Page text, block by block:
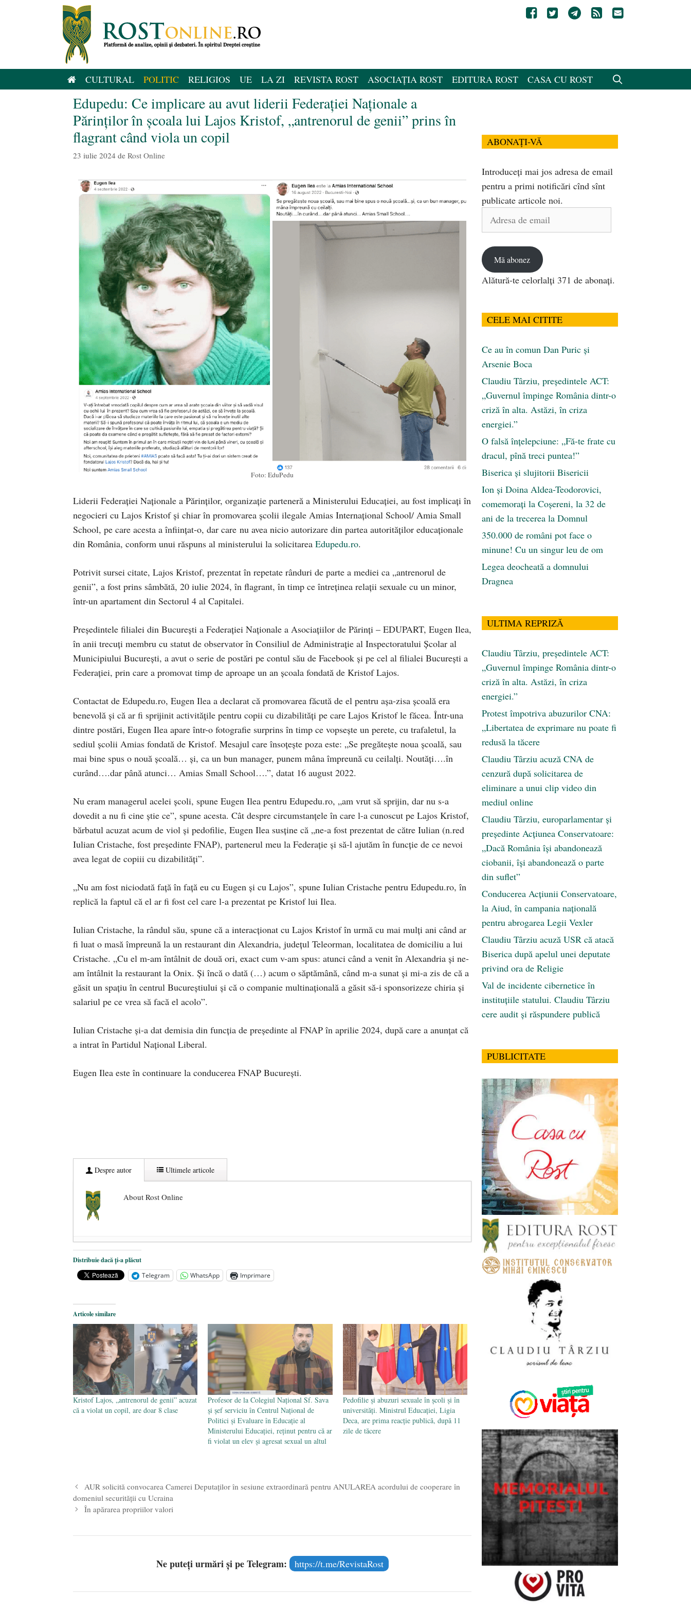
CULTURAL POLITIC RELIGIOS UE LA ZI REVISTA ROST ASOCIAȚIA ROST EDITURA ROST CASA CU ROST
Edupedu: Ce implicare au avut liderii Federației Naționale a
Părinților în școala lui Lajos Kristof, „antrenorul de genii” prins în
flagrant când viola un copil
23 iulie 2024 de Rost Online
Foto: EduPedu
Liderii Federației Naționale a Părinților, organizație parteneră a Ministerului Educației, au fost implicați în
negocieri cu Lajos Kristof și chiar în promovarea școlii ilegale Amias Internațional School/ Amia Small
School, pe care acesta a înființat-o, dar care nu avea nicio autorizare din partea autorităților educaționale
din România, conform unui răspuns al ministerului la solicitarea Edupedu.ro.
Potrivit sursei citate, Lajos Kristof, prezentat în repetate rânduri de parte a mediei ca „antrenorul de
genii”, a fost prins sâmbătă, 20 iulie 2024, în flagrant, în timp ce întreţinea relaţii sexuale cu un minor,
într-un apartament din Sectorul 4 al Capitalei.
Președintele filialei din București a Federației Naționale a Asociațiilor de Părinți – EDUPART, Eugen Ilea,
în anii trecuți membru cu statut de observator în Consiliul de Administrație al Inspectoratului Școlar al
Municipiului București, a avut o serie de postări pe contul său de Facebook și pe cel al filialei București a
Federației, prin care a promovat timp de aproape un an școala fondată de Kristof Lajos.
Contactat de Edupedu.ro, Eugen Ilea a declarat că promovarea făcută de el pentru așa-zisa școală era
benevolă și că ar fi sprijinit activitățile pentru copii cu dizabilități pe care Lajos Kristof le făcea. Într-una
dintre postări, Eugen Ilea apare într-o fotografie surprins în timp ce vopsește un perete, cu trafaletul, la
sediul școlii Amias fondată de Kristof. Mesajul care însoțește poza este: „Se pregătește noua școală, sau
mai bine spus o nouă școală… și, ca un bun manager, punem mâna împreună cu ceilalți. Noutăți….în
curând….dar până atunci… Amias Small School….”, datat 16 august 2022.
Nu eram managerul acelei școli, spune Eugen Ilea pentru Edupedu.ro, „am vrut să sprijin, dar nu s-a
dovedit a nu fi cine știe ce”, spune acesta. Cât despre circumstanțele în care l-a cunoscut pe Lajos Kristof,
bărbatul acuzat acum de viol și pedofilie, Eugen Ilea susține că „ne-a fost prezentat de către Iulian (n.red
Iulian Cristache, fost președinte FNAP), partenerul meu la Federație și să-l ajutăm în funcție de ce nevoi
avea legat de copiii cu dizabilități”.
„Nu am fost niciodată față în față eu cu Eugen și cu Lajos”, spune Iulian Cristache pentru Edupedu.ro, în
replică la faptul că el ar fi fost cel care l-a prezentat pe Kristof lui Ilea.
Iulian Cristache, la rândul său, spune că a interacționat cu Lajos Kristof în urmă cu mai mulți ani când ar
fi luat o masă împreună la un restaurant din Alexandria, județul Teleorman, localitatea de domiciliu a lui
Cristache. „Cu el m-am întâlnit de două ori, exact cum v-am spus: atunci când a venit în Alexandria și ne-
am întâlnit la restaurant la Onix. Și încă o dată (…) acum o săptămână, când m-a sunat și mi-a zis de că a
găsit un spațiu în centrul Bucureștiului și că o companie multinațională a găsit să-i sponsorizeze chiria și
salariul pe ce vrea să facă el acolo”.
Iulian Cristache și-a dat demisia din funcția de președinte al FNAP în aprilie 2024, după care a anunțat că
a intrat în Partidul Național Liberal.
Eugen Ilea este în continuare la conducerea FNAP București.
Despre autor Ultimele articole
About Rost Online
Dezvăluiri cutremurătoare despre președintele Ucrainei, Volodymyr Zelensky
Statul care servește Națiunea - 21 aprilie 2026
Legea Vexler produce efecte. Bustul poetului Octavian Goga, înlăturat din Iași
Distribuie dacă ți-a plăcut
Telegram
WhatsApp Imprimare
Articole similare
Kristof Lajos, „antrenorul de genii” acuzat
că a violat un copil, are doar 8 clase
Profesor de la Colegiul Național Sf. Sava
și șef serviciu în Centrul Național de
Politici și Evaluare în Educație al
Ministerului Educației, reținut pentru că ar
fi violat un elev și agresat sexual un altul
Pedofilie și abuzuri sexuale în școli și în
universități. Ministrul Educației, Ligia
Deca, are prima reacție publică, după 11
zile de tăcere
AUR solicită convocarea Camerei Deputaților în sesiune extraordinară pentru ANULAREA acordului de cooperare în
domeniul securității cu Ucraina
În apărarea propriilor valori
Ne puteți urmări și pe Telegram: https://t.me/RevistaRost
ABONAȚI-VĂ
Introduceți mai jos adresa de email
pentru a primi notificări cînd sînt
publicate articole noi.
Adresa
Mă abonez
Alătură-te celorlalți 371 de abonați.
CELE MAI CITITE
Ce au în comun Dan Puric şi
Arsenie Boca
Claudiu Târziu, președintele ACT:
„Guvernul împinge România dintr-o
criză în alta. Astăzi, în criza
energiei.”
O falsă înțelepciune: „Fă-te frate cu
dracul, pînă treci puntea!”
Biserica și slujitorii Bisericii
Ion și Doina Aldea-Teodorovici,
comemorați la Coșereni, la 32 de
ani de la trecerea la Domnul
350.000 de români pot face o
minune! Cu un singur leu de om
Legea deocheată a domnului
Dragnea
ULTIMA REPRIZĂ
Claudiu Târziu, președintele ACT:
„Guvernul împinge România dintr-o
criză în alta. Astăzi, în criza
energiei.”
Protest împotriva abuzurilor CNA:
„Libertatea de exprimare nu poate fi
redusă la tăcere
Claudiu Târziu acuză CNA de
cenzură după solicitarea de
eliminare a unui clip video din
mediul online
Claudiu Târziu, europarlamentar și
președinte Acțiunea Conservatoare:
„Dacă România își abandonează
ciobanii, își abandonează o parte
din suflet”
Conducerea Acțiunii Conservatoare,
la Aiud, în campania națională
pentru abrogarea Legii Vexler
Claudiu Târziu acuză USR că atacă
Biserica după apelul unei deputate
privind ora de Religie
Val de incidente cibernetice în
instituțiile statului. Claudiu Târziu
cere audit și răspundere publică
PUBLICITATE